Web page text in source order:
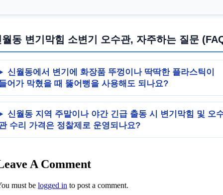
월동 변기막힘 소변기 오수관, 자주하는 질문
신월동에서 변기에 화장품 뚜껑이나 딱딱한 플라스틱이
어가 막혔을 때 뚫어뻥을 사용해도 되나요?
신월동 지역 주말이나 야간 긴급 출동 시 변기막힘 및 오
수리 가격은 정찰제로 운영되나요?
A Comment
must be logged in to post a comment.